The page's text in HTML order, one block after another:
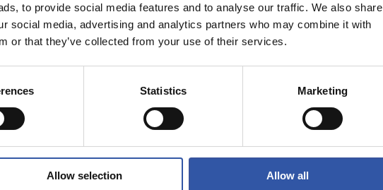
to provide social media features and to analyse our traffic. We also share
social media, advertising and analytics partners who may combine it with
or that they’ve collected from your use of their services.
Statistics Marketing
Allow selection Allow all